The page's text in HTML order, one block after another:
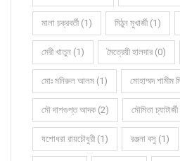
মালা চক্রবর্তী (1) মিঠুন মুখার্জী (1)
মেরী খাতুন (1) মৈত্রেয়ী হালদার (0)
মোঃ মনিরুল আলম (1) মোহাম্মদ শামীম
মৌ দাশগুপ্ত আদক (2) মৌমিতা
যশোধরা রায়চৌধুরী (1) রঞ্জনা বসু (1)